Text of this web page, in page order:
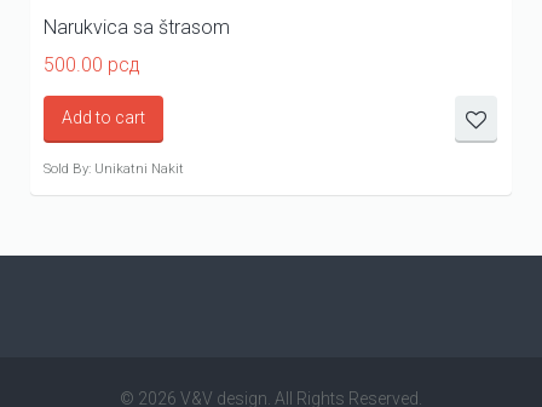
Narukvica sa štrasom
500.00 рсд
Add to cart
Sold By: Unikatni Nakit
© 2026 V&V design. All Rights Reserved.